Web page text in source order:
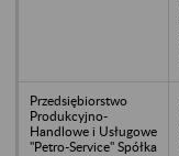
Przedsiębiorstwo
Produkcyjno-
Handlowe i Usługowe
"Petro-Service" Spółka